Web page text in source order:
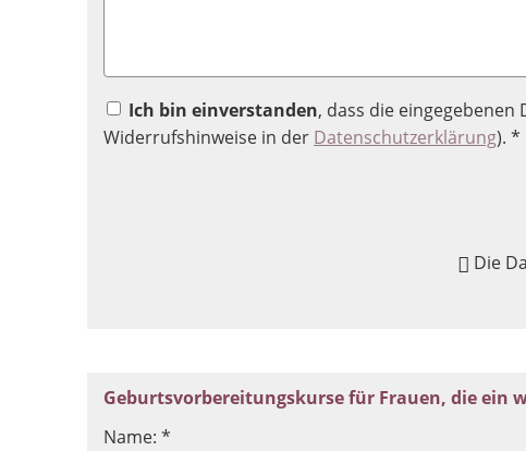
Ich bin einverstanden, dass die
Widerrufshinweise in der Datenschutzerklärung). *
Die
Geburtsvorbereitungskurse für Frauen, die ein
Name: *